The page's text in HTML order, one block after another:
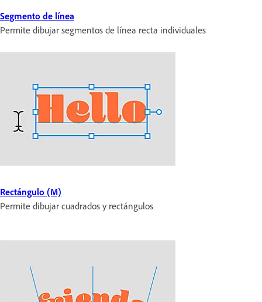
Segmento de línea
Permite dibujar segmentos de línea recta individuales
Rectángulo (M)
Permite dibujar cuadrados y rectángulos